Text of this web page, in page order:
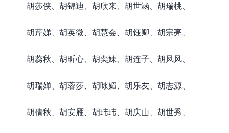
胡莎侠、胡锦迪、胡欣来、胡世涵、胡瑞桃、
胡芹娣、胡英微、胡慧会、胡钰卿、胡宗亮、
胡蕊秋、胡昕心、胡奕妹、胡连子、胡凤风、
胡瑞婵、胡蓉莎、胡咏媚、胡乐友、胡志源、
胡倩秋、胡安雁、胡玮玮、胡庆山、胡世秀、